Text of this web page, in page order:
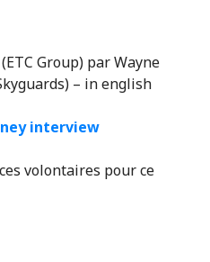
Group) par Wayne
– in english
interview
volontaires pour ce